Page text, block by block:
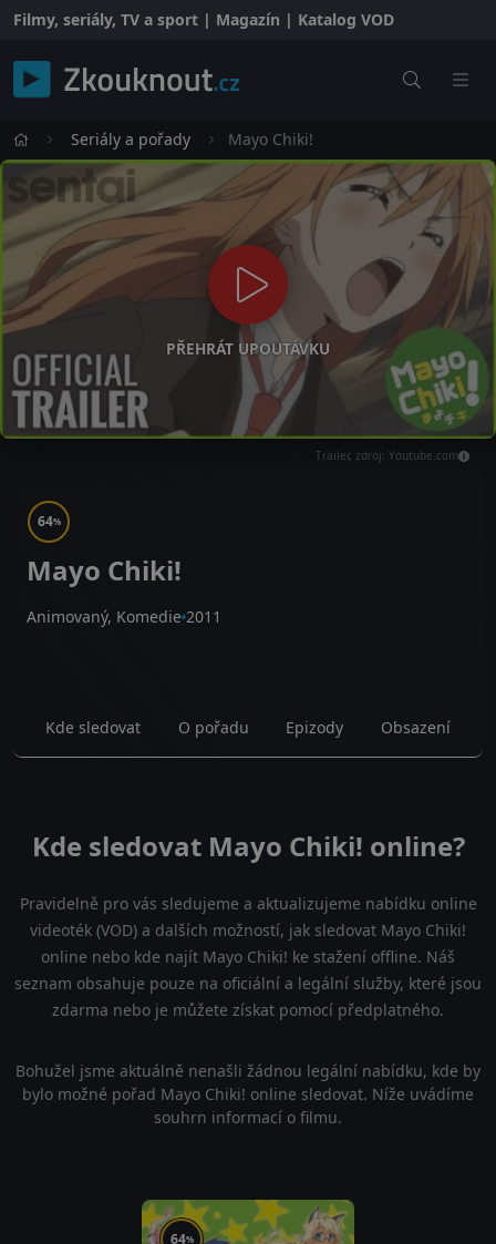
Filmy, seriály, TV a sport | Magazín | Katalog VOD
Seriály a pořady Mayo Chiki!
PŘEHRÁT UPOUTÁVKU
Trailer, zdroj: Youtube.com
64%
Mayo Chiki!
Animovaný, Komedie 2011
Kde sledovat O pořadu Epizody Obsazení
Kde sledovat Mayo Chiki! online?
Pravidelně pro vás sledujeme a aktualizujeme nabídku online
videoték (VOD) a dalších možností, jak sledovat Mayo Chiki!
online nebo kde najít Mayo Chiki! ke stažení offline. Náš
seznam obsahuje pouze na oficiální a legální služby, které jsou
zdarma nebo je můžete získat pomocí předplatného.
Bohužel jsme aktuálně nenašli žádnou legální nabídku, kde by
bylo možné pořad Mayo Chiki! online sledovat. Níže uvádíme
souhrn informací o filmu.
64%